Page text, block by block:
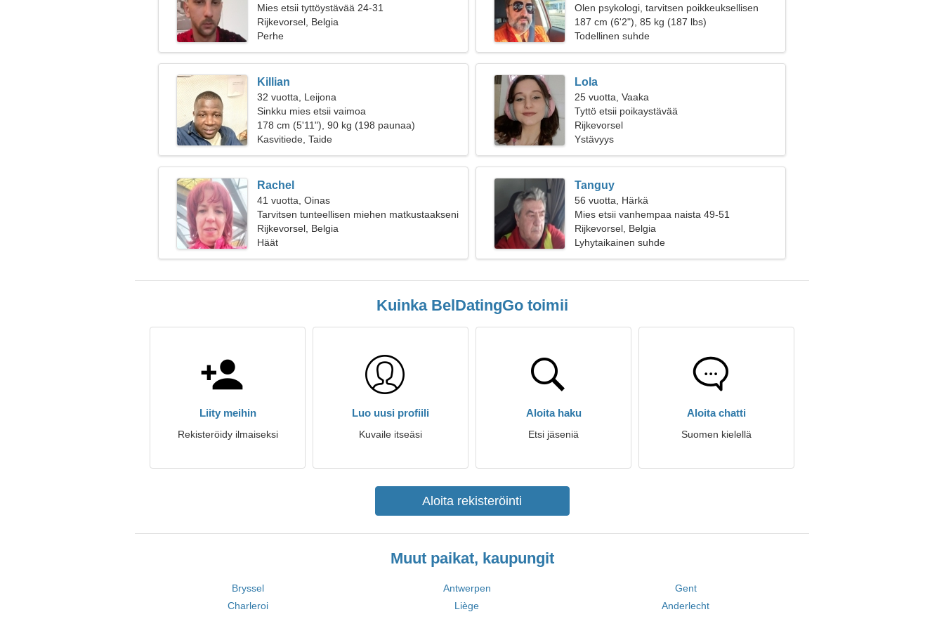
Mies etsii tyttöystävää 24-31
Rijkevorsel, Belgia
Perhe
Olen psykologi, tarvitsen poikkeuksellisen
naisen
187 cm (6'2"), 85 kg (187 lbs)
Todellinen suhde
Killian
32 vuotta, Leijona
Sinkku mies etsii vaimoa
178 cm (5'11"), 90 kg (198 paunaa)
Kasvitiede, Taide
Lola
25 vuotta, Vaaka
Tyttö etsii poikaystävää
Rijkevorsel
Ystävyys
Rachel
41 vuotta, Oinas
Tarvitsen tunteellisen miehen matkustaakseni
yhdessä
Rijkevorsel, Belgia
Häät
Tanguy
56 vuotta, Härkä
Mies etsii vanhempaa naista 49-51
Rijkevorsel, Belgia
Lyhytaikainen suhde
Kuinka BelDatingGo toimii
Liity meihin
Rekisteröidy ilmaiseksi
Luo uusi profiili
Kuvaile itseäsi
Aloita haku
Etsi jäseniä
Aloita chatti
Suomen kielellä
Aloita rekisteröinti
Muut paikat, kaupungit
Bryssel Antwerpen
Gent
Charleroi
Liège
Anderlecht